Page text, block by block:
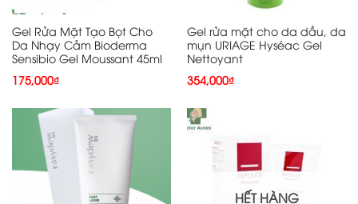
Gel Rửa Mặt Tạo Bọt Cho
Da Nhạy Cảm Bioderma
Sensibio Gel Moussant 45ml
175,000₫
Gel rửa mặt cho da dầu, da
mụn URIAGE Hyséac Gel
Nettoyant
354,000₫
HẾT HÀNG